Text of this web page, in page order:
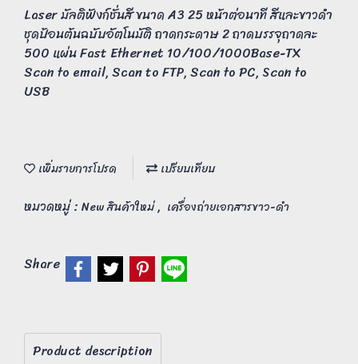
Laser มัลติฟังก์ชั่นสี ขนาด A3 25 หน้าต่อนาที สีและขาวดำ
ชุดป้อนต้นฉบับอัตโนมัติ ถาดกระดาษ 2 ถาดบรรจุถาดละ
500 แผ่น Fast Ethernet 10/100/1000Base-TX
Scan to email, Scan to FTP, Scan to PC, Scan to
USB
เพิ่มรายการโปรด เปรียบเทียบ
หมวดหมู่ : New สินค้าใหม่, เครื่องถ่ายเอกสารขาว-ดำ
Share
Product description